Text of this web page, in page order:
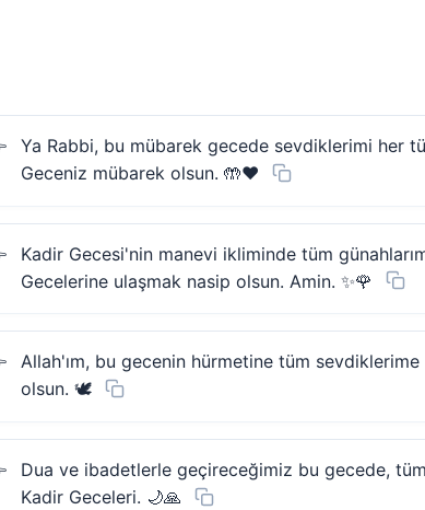
Ya Rabbi, bu mübarek gecede sevdiklerimi her
Geceniz mübarek olsun. 🤲❤️
Kadir Gecesi'nin manevi ikliminde tüm
Gecelerine ulaşmak nasip olsun. Amin. ✨🌹
Allah'ım, bu gecenin hürmetine tüm sevdiklerime
olsun. 🕊️
Dua ve ibadetlerle geçireceğimiz bu gecede,
Kadir Geceleri. 🌙🙏